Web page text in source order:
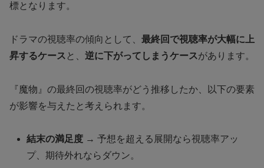
標となります。
ドラマの視聴率の傾向として、 最終回で視聴率が大幅に上
昇するケース と、 逆に下がってしまうケースがあります。
『魔物』の最終回の視聴率がどう推移したか、以下の要素
が影響を与えたと考えられます。
結末の満足度 → 予想を超える展開なら視聴率アッ
プ、期待外れならダウン。